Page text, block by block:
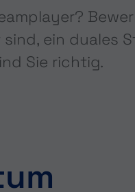
ein duales
Sie richtig.